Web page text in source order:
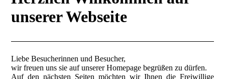
unserer Webseite
Liebe Besucherinnen und Besucher,
wir freuen uns sie auf unserer Homepage begrüßen zu dürfen.
Auf den nächsten Seiten möchten wir Ihnen die Freiwillige